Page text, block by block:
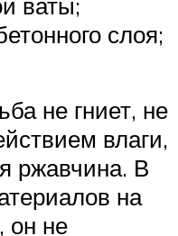
ваты;
слоя;
не гниет, не
влаги,
ржавчина. В
на
он не